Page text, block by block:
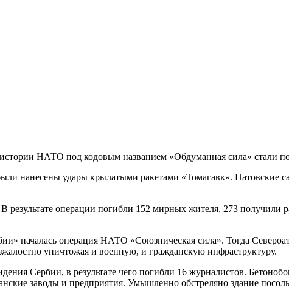
НАТО под кодовым названием «Обдуманная сила» стали
нанесены удары крылатыми ракетами «Томагавк». Натовские
операции погибли 152 мирных жителя, 273 получили
началась операция НАТО «Союзническая сила». Тогда
уничтожая и военную, и гражданскую инфраструктуру.
Сербии, в результате чего погибли 16 журналистов.
заводы и предприятия. Умышленно обстреляно здание